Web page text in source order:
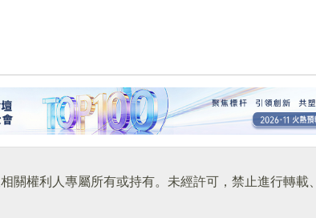
關權利人專屬所有或持有。未經許可，禁止進行轉載、